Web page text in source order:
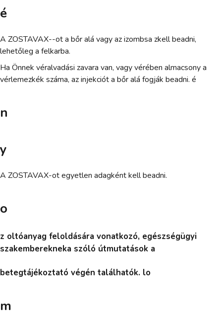
é
A ZOSTAVAX--ot a bőr alá vagy az izombsa zkell beadni,
lehetőleg a felkarba.
Ha Önnek véralvadási zavara van, vagy vérében almacsony a
vérlemezkék száma, az injekciót a bőr alá fogják beadni. é
n
y
A ZOSTAVAX-ot egyetlen adagként kell beadni.
o
z oltóanyag feloldására vonatkozó, egészségügyi
szakemberekneka szóló útmutatások a
betegtájékoztató végén találhatók. lo
m